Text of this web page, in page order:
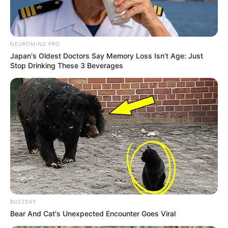
Ужгород
влажность:
давление:
ветер:
Погода на 10 дней отsinoptik.ua
Новини
У селі на Закарпатті жінки взялися засипати
джерело, з якого люди набирали питну воду: що
сталося? (фото, відео)
До $20 тисяч за «списання»: на Закарпатті
розслідують схему з військовозобов’язаними —
підозри отримали екскерівники Мукачівського
NEUROMIND PRO
Japan's Oldest Doctors Say Memory Loss Isn't Age: Just
Stop Drinking These 3 Beverages
BUZZDAY
Bear And Cat's Unexpected Encounter Goes Viral